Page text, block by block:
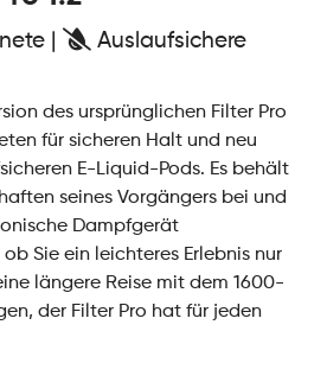
|
Auslaufsichere
des ursprünglichen Filter Pro
für sicheren Halt und neu
E-Liquid-Pods. Es behält
seines Vorgängers bei und
Dampfgerät
Sie ein leichteres Erlebnis nur
längere Reise mit dem 1600-
der Filter Pro hat für jeden